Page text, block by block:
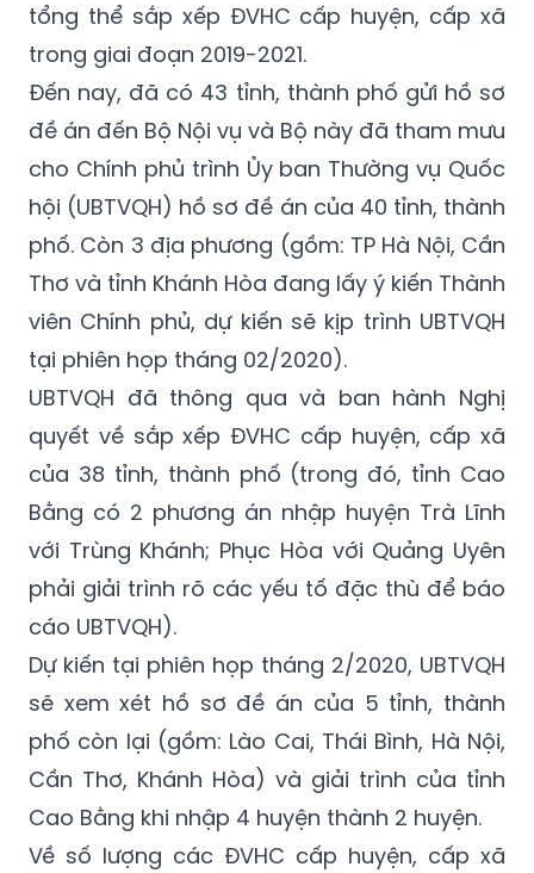
tổng thể sắp xếp ĐVHC cấp huyện, cấp xã
trong giai đoạn 2019-2021.
Đến nay, đã có 43 tỉnh, thành phố gửi hồ sơ
đề án đến Bộ Nội vụ và Bộ này đã tham mưu
cho Chính phủ trình Ủy ban Thường vụ Quốc
hội (UBTVQH) hồ sơ đề án của 40 tỉnh, thành
phố. Còn 3 địa phương (gồm: TP Hà Nội, Cần
Thơ và tỉnh Khánh Hòa đang lấy ý kiến Thành
viên Chính phủ, dự kiến sẽ kịp trình UBTVQH
tại phiên họp tháng 02/2020).
UBTVQH đã thông qua và ban hành Nghị
quyết về sắp xếp ĐVHC cấp huyện, cấp xã
của 38 tỉnh, thành phố (trong đó, tỉnh Cao
Bằng có 2 phương án nhập huyện Trà Lĩnh
với Trùng Khánh; Phục Hòa với Quảng Uyên
phải giải trình rõ các yếu tố đặc thù để báo
cáo UBTVQH).
Dự kiến tại phiên họp tháng 2/2020, UBTVQH
sẽ xem xét hồ sơ đề án của 5 tỉnh, thành
phố còn lại (gồm: Lào Cai, Thái Bình, Hà Nội,
Cần Thơ, Khánh Hòa) và giải trình của tỉnh
Cao Bằng khi nhập 4 huyện thành 2 huyện.
Về số lượng các ĐVHC cấp huyện, cấp xã